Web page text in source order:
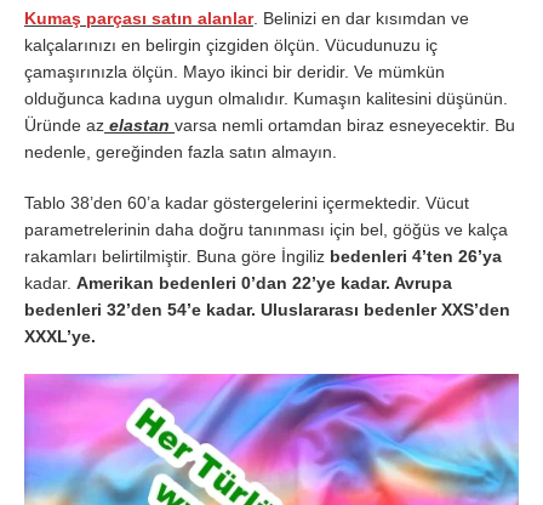
Kumaş parçası satın alanlar. Belinizi en dar kısımdan ve
kalçalarınızı en belirgin çizgiden ölçün. Vücudunuzu iç
çamaşırınızla ölçün. Mayo ikinci bir deridir. Ve mümkün
olduğunca kadına uygun olmalıdır. Kumaşın kalitesini düşünün.
Üründe az elastan varsa nemli ortamdan biraz esneyecektir. Bu
nedenle, gereğinden fazla satın almayın.
Tablo 38’den 60’a kadar göstergelerini içermektedir. Vücut
parametrelerinin daha doğru tanınması için bel, göğüs ve kalça
rakamları belirtilmiştir. Buna göre İngiliz bedenleri 4’ten 26’ya
kadar. Amerikan bedenleri 0’dan 22’ye kadar. Avrupa
bedenleri 32’den 54’e kadar. Uluslararası bedenler XXS’den
XXXL’ye.